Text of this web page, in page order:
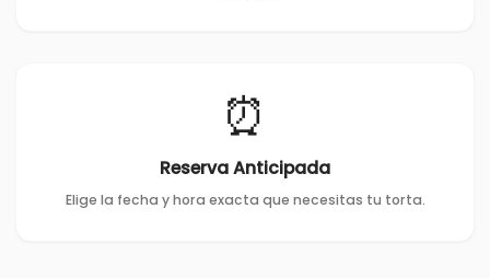
⏰
Reserva Anticipada
Elige la fecha y hora exacta que necesitas tu torta.